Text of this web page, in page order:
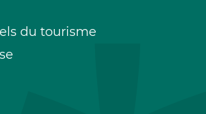
du tourisme